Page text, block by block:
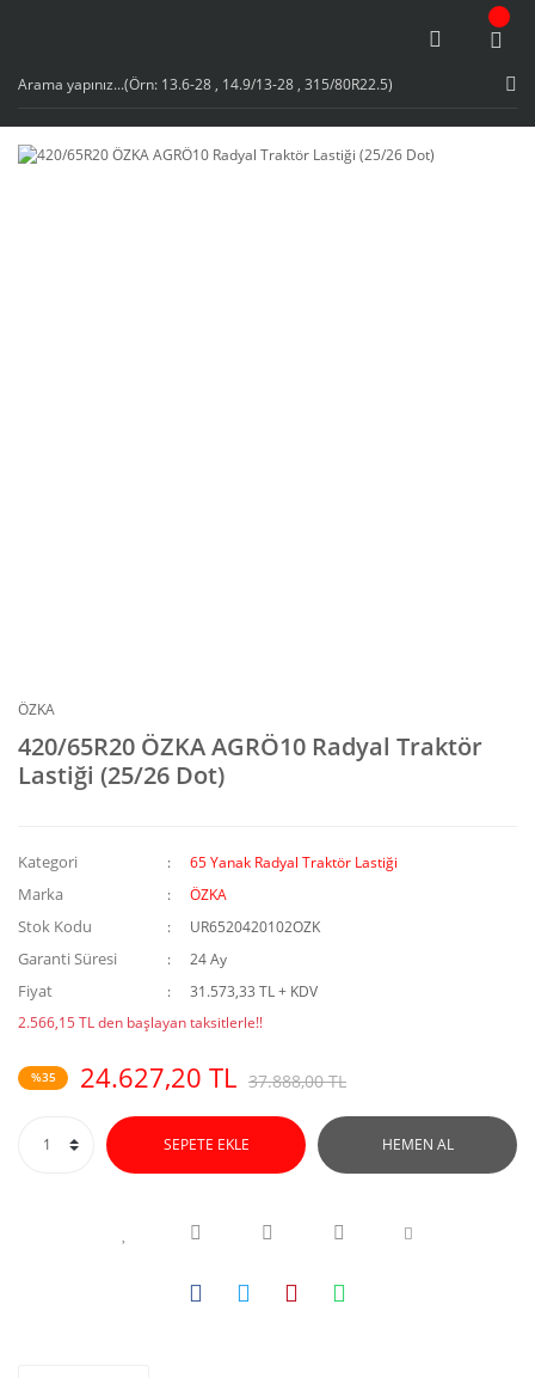
ÖZKA
420/65R20 ÖZKA AGRÖ10 Radyal Traktör
Lastiği (25/26 Dot)
Kategori 65 Yanak Radyal Traktör Lastiği
Marka ÖZKA
Stok Kodu UR6520420102OZK
Garanti Süresi 24 Ay
Fiyat
31.573,33 TL + KDV
2.566,15 TL den başlayan taksitlerle!!
%35 24.627,20 TL 37.888,00 TL
SEPETE EKLE HEMEN AL